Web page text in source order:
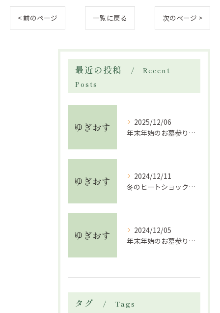
< 前のページ 一覧に戻る 次のページ >
最近の投稿
Recent
Posts
2025/12/06
年末年始のお墓参り代行利用時の注意点
2024/12/11
冬のヒートショック対策完全ガイド
2024/12/05
年末年始のお墓参り注意点
タグ Tags